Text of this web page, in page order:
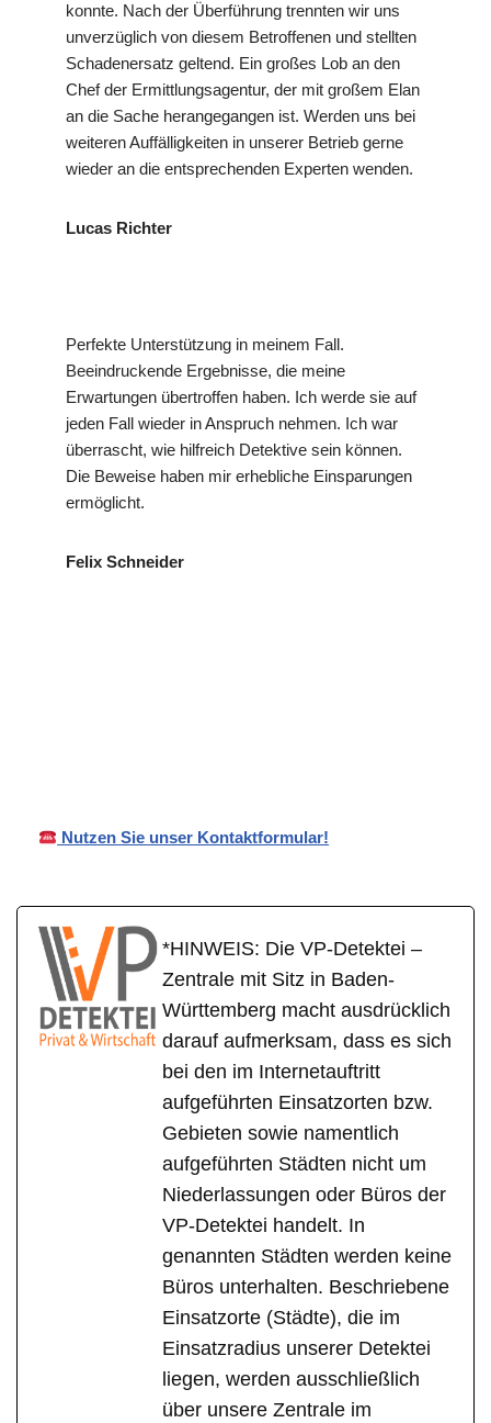
konnte. Nach der Überführung trennten wir uns
unverzüglich von diesem Betroffenen und stellten
Schadenersatz geltend. Ein großes Lob an den
Chef der Ermittlungsagentur, der mit großem Elan
an die Sache herangegangen ist. Werden uns bei
weiteren Auffälligkeiten in unserer Betrieb gerne
wieder an die entsprechenden Experten wenden.
Lucas Richter
Perfekte Unterstützung in meinem Fall.
Beeindruckende Ergebnisse, die meine
Erwartungen übertroffen haben. Ich werde sie auf
jeden Fall wieder in Anspruch nehmen. Ich war
überrascht, wie hilfreich Detektive sein können.
Die Beweise haben mir erhebliche Einsparungen
ermöglicht.
Felix Schneider
Nutzen Sie unser Kontaktformular!
*HINWEIS: Die VP-Detektei –
Zentrale mit Sitz in Baden-
Württemberg macht ausdrücklich
darauf aufmerksam, dass es sich
bei den im Internetauftritt
aufgeführten Einsatzorten bzw.
Gebieten sowie namentlich
aufgeführten Städten nicht um
Niederlassungen oder Büros der
VP-Detektei handelt. In
genannten Städten werden keine
Büros unterhalten. Beschriebene
Einsatzorte (Städte), die im
Einsatzradius unserer Detektei
liegen, werden ausschließlich
über unsere Zentrale im